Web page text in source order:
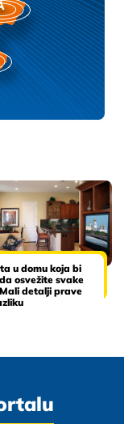
u domu koja bi
osvežite svake
detalji prave